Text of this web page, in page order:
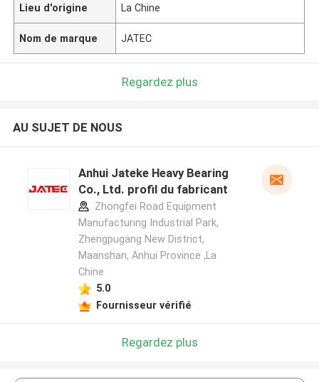
Lieu d'origine La Chine
Nom de marque JATEC
Regardez plus
AU SUJET DE NOUS
Anhui Jateke Heavy Bearing
Co., Ltd. profil du fabricant
Zhongfei Road Equipment
Manufacturing Industrial Park,
Zhengpugang New District,
Maanshan, Anhui Province ,La
Chine
5.0
Fournisseur vérifié
Regardez plus